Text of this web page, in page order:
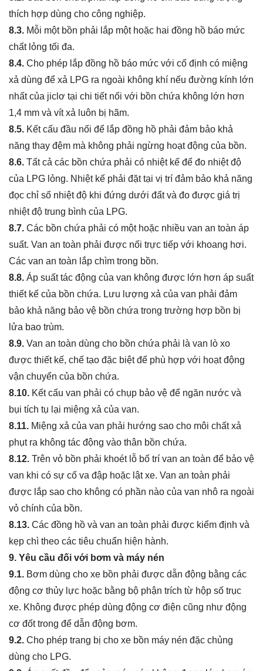
thích hợp dùng cho công nghiệp.
8.3. Mỗi một bồn phải lắp một hoặc hai đồng hồ báo mức
chất lỏng tối đa.
8.4. Cho phép lắp đồng hồ báo mức với cố định có miệng
xả dùng để xả LPG ra ngoài không khí nếu đường kính lớn
nhất của jiclơ tại chi tiết nối với bồn chứa không lớn hơn
1,4 mm và vít xả luôn bị hãm.
8.5. Kết cấu đầu nối để lắp đồng hồ phải đảm bảo khả
năng thay đệm mà không phải ngừng hoạt động của bồn.
8.6. Tất cả các bồn chứa phải có nhiệt kế để đo nhiệt độ
của LPG lỏng. Nhiệt kế phải đặt tại vị trí đảm bảo khả năng
đọc chỉ số nhiệt độ khi đứng dưới đất và đo được giá trị
nhiệt độ trung bình của LPG.
8.7. Các bồn chứa phải có một hoặc nhiều van an toàn áp
suất. Van an toàn phải được nối trực tiếp với khoang hơi.
Các van an toàn lắp chìm trong bồn.
8.8. Áp suất tác động của van không được lớn hơn áp suất
thiết kế của bồn chứa. Lưu lượng xả của van phải đảm
bảo khả năng bảo vệ bồn chứa trong trường hợp bồn bị
lửa bao trùm.
8.9. Van an toàn dùng cho bồn chứa phải là van lò xo
được thiết kế, chế tạo đặc biệt để phù hợp với hoạt động
vận chuyển của bồn chứa.
8.10. Kết cấu van phải có chụp bảo vệ để ngăn nước và
bụi tích tụ lại miệng xả của van.
8.11. Miệng xả của van phải hướng sao cho môi chất xả
phụt ra không tác động vào thân bồn chứa.
8.12. Trên vỏ bồn phải khoét lỗ bố trí van an toàn để bảo vệ
van khi có sự cố va đập hoặc lật xe. Van an toàn phải
được lắp sao cho không có phần nào của van nhô ra ngoài
vỏ chính của bồn.
8.13. Các đồng hồ và van an toàn phải được kiểm định và
kẹp chì theo các tiêu chuẩn hiện hành.
9. Yêu cầu đối với bơm và máy nén
9.1. Bơm dùng cho xe bồn phải được dẫn động bằng các
động cơ thủy lực hoặc bằng bộ phận trích từ hộp số trục
xe. Không được phép dùng động cơ điện cũng như động
cơ đốt trong để dẫn động bơm.
9.2. Cho phép trang bị cho xe bồn máy nén đặc chủng
dùng cho LPG.